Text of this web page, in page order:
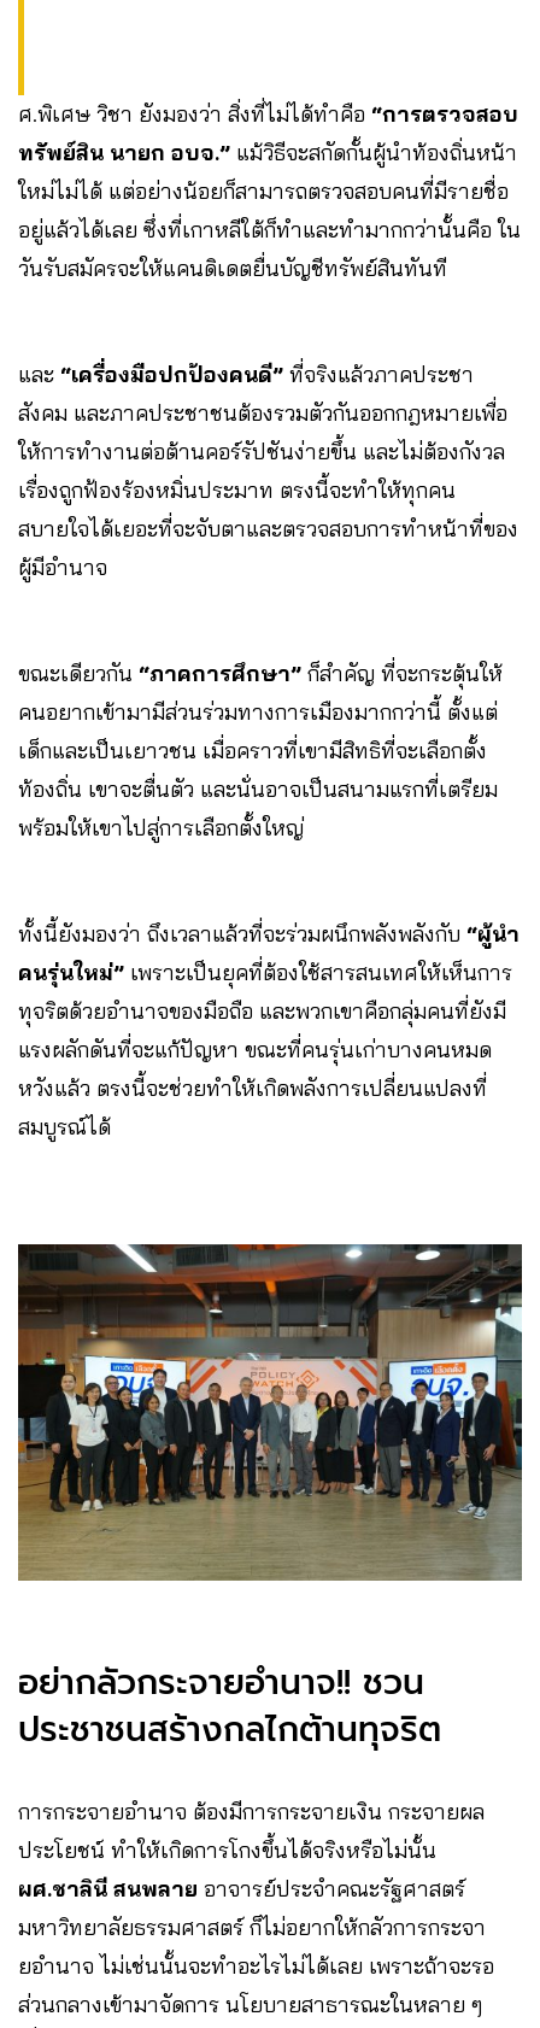
ศ.พิเศษ วิชา ยังมองว่า สิ่งที่ไม่ได้ทำคือ “การตรวจสอบ
ทรัพย์สิน นายก อบจ.” แม้วิธีจะสกัดกั้นผู้นำท้องถิ่นหน้า
ใหม่ไม่ได้ แต่อย่างน้อยก็สามารถตรวจสอบคนที่มีรายชื่อ
อยู่แล้วได้เลย ซึ่งที่เกาหลีใต้ก็ทำและทำมากกว่านั้นคือ ใน
วันรับสมัครจะให้แคนดิเดตยื่นบัญชีทรัพย์สินทันที
และ “เครื่องมือปกป้องคนดี” ที่จริงแล้วภาคประชา
สังคม และภาคประชาชนต้องรวมตัวกันออกกฎหมายเพื่อ
ให้การทำงานต่อต้านคอร์รัปชันง่ายขึ้น และไม่ต้องกังวล
เรื่องถูกฟ้องร้องหมิ่นประมาท ตรงนี้จะทำให้ทุกคน
สบายใจได้เยอะที่จะจับตาและตรวจสอบการทำหน้าที่ของ
ผู้มีอำนาจ
ขณะเดียวกัน “ภาคการศึกษา” ก็สำคัญ ที่จะกระตุ้นให้
คนอยากเข้ามามีส่วนร่วมทางการเมืองมากกว่านี้ ตั้งแต่
เด็กและเป็นเยาวชน เมื่อคราวที่เขามีสิทธิที่จะเลือกตั้ง
ท้องถิ่น เขาจะตื่นตัว และนั่นอาจเป็นสนามแรกที่เตรียม
พร้อมให้เขาไปสู่การเลือกตั้งใหญ่
ทั้งนี้ยังมองว่า ถึงเวลาแล้วที่จะร่วมผนึกพลังพลังกับ “ผู้นำ
คนรุ่นใหม่” เพราะเป็นยุคที่ต้องใช้สารสนเทศให้เห็นการ
ทุจริตด้วยอำนาจของมือถือ และพวกเขาคือกลุ่มคนที่ยังมี
แรงผลักดันที่จะแก้ปัญหา ขณะที่คนรุ่นเก่าบางคนหมด
หวังแล้ว ตรงนี้จะช่วยทำให้เกิดพลังการเปลี่ยนแปลงที่
สมบูรณ์ได้
อย่ากลัวกระจายอำนาจ!! ชวน
ประชาชนสร้างกลไกต้านทุจริต
การกระจายอำนาจ ต้องมีการกระจายเงิน กระจายผล
ประโยชน์ ทำให้เกิดการโกงขึ้นได้จริงหรือไม่นั้น
ผศ.ชาลินี สนพลาย อาจารย์ประจำคณะรัฐศาสตร์
มหาวิทยาลัยธรรมศาสตร์ ก็ไม่อยากให้กลัวการกระจา
ยอำนาจ ไม่เช่นนั้นจะทำอะไรไม่ได้เลย เพราะถ้าจะรอ
ส่วนกลางเข้ามาจัดการ นโยบายสาธารณะในหลาย ๆ